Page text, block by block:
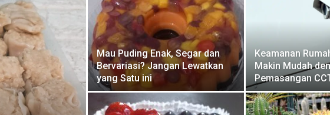
Mau Puding Enak, Segar dan
Bervariasi? Jangan Lewatkan
yang Satu ini
Keamanan
Makin Mudah
Pemasangan